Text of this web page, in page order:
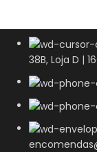
38B, Loja D |